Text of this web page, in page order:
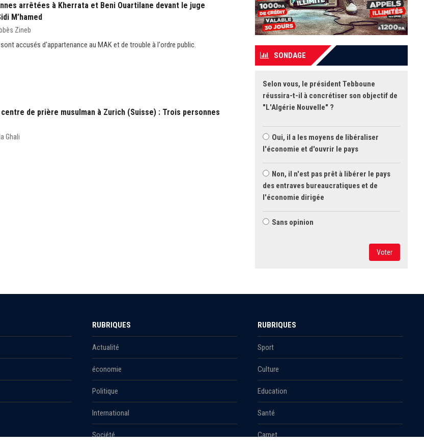
arrêtées à Kherrata et Beni Ouartilane devant le juge
M’hamed
Zineb
accusés d'appartenance au MAK et de trouble à l'ordre public.
centre de prière musulman à Zurich (Suisse) : Trois personnes
Ghali
SONDAGE
Selon vous, le président Tebboune
réussira-t-il à concrétiser son objectif de
"L'Algérie Nouvelle" ?
Oui, il a les moyens de libéraliser
l'économie et d'ouvrir le pays
Non, il n'est pas prêt à libérer le pays
des entraves bureaucratiques et de
l'économie dirigée
Sans opinion
Voter
RUBRIQUES
Actualité
économie
Politique
International
Société
RUBRIQUES
Sport
Culture
Education
Santé
Carnet